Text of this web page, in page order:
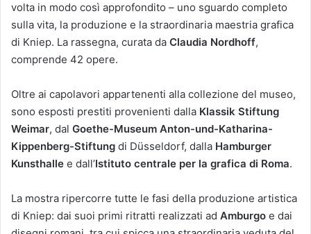
volta in modo così approfondito – uno sguardo completo
sulla vita, la produzione e la straordinaria maestria grafica
di Kniep. La rassegna, curata da Claudia Nordhoff,
comprende 42 opere.
Oltre ai capolavori appartenenti alla collezione del museo,
sono esposti prestiti provenienti dalla Klassik Stiftung
Weimar, dal Goethe-Museum Anton-und-Katharina-
Kippenberg-Stiftung di Düsseldorf, dalla Hamburger
Kunsthalle e dall’Istituto centrale per la grafica di Roma.
La mostra ripercorre tutte le fasi della produzione artistica
di Kniep: dai suoi primi ritratti realizzati ad Amburgo e dai